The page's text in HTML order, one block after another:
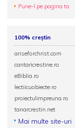
Pune-l pe pagina ta
100% creștin
ariseforchrist.com
cantaricrestine.ro
eBiblia.ro
lectiicuobiecte.ro
proiectulimpreuna.ro
tanarcrestin.net
Mai multe site-uri